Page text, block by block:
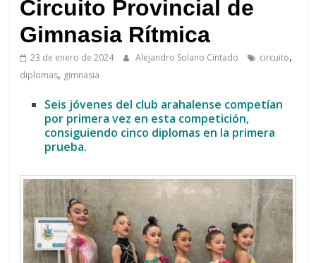
Arahal
Circuito Provincial de
Gimnasia Rítmica
23 de enero de 2024 Alejandro Solano Cintado circuito,
diplomas, gimnasia
Seis jóvenes del club arahalense competían
por primera vez en esta competición,
consiguiendo cinco diplomas en la primera
prueba.